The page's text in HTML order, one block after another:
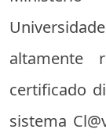
altamente
certificado
sistema